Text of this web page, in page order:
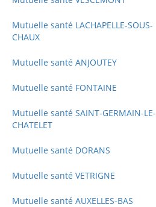
Mutuelle santé LACHAPELLE-SOUS-
CHAUX
Mutuelle santé ANJOUTEY
Mutuelle santé FONTAINE
Mutuelle santé SAINT-GERMAIN-LE-
CHATELET
Mutuelle santé DORANS
Mutuelle santé VETRIGNE
Mutuelle santé AUXELLES-BAS